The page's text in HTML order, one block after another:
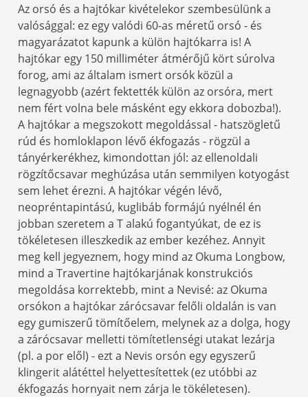
Az orsó és a hajtókar kivételekor szembesülünk a
valósággal: ez egy valódi 60-as méretű orsó - és
magyarázatot kapunk a külön hajtókarra is! A
hajtókar egy 150 milliméter átmérőjű kört súrolva
forog, ami az általam ismert orsók közül a
legnagyobb (azért fektették külön az orsóra, mert
nem fért volna bele másként egy ekkora dobozba!).
A hajtókar a megszokott megoldással - hatszögletű
rúd és homloklapon lévő ékfogazás - rögzül a
tányérkerékhez, kimondottan jól: az ellenoldali
rögzítőcsavar meghúzása után semmilyen kotyogást
sem lehet érezni. A hajtókar végén lévő,
neopréntapintású, kuglibáb formájú nyélnél én
jobban szeretem a T alakú fogantyúkat, de ez is
tökéletesen illeszkedik az ember kezéhez. Annyit
meg kell jegyeznem, hogy mind az Okuma Longbow,
mind a Travertine hajtókarjának konstrukciós
megoldása korrektebb, mint a Nevisé: az Okuma
orsókon a hajtókar zárócsavar felőli oldalán is van
egy gumiszerű tömítőelem, melynek az a dolga, hogy
a zárócsavar melletti tömítetlenségi utakat lezárja
(pl. a por elől) - ezt a Nevis orsón egy egyszerű
klingerit alátéttel helyettesítettek (ez utóbbi az
ékfogazás hornyait nem zárja le tökéletesen).